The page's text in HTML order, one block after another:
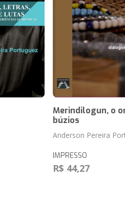
Merindilogun, o
búzios
Anderson Pereira
IMPRESSO
R$ 44,27